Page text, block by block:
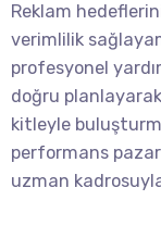
Reklam
verimlilik
profesyonel
doğru
kitleyle
performans
uzman